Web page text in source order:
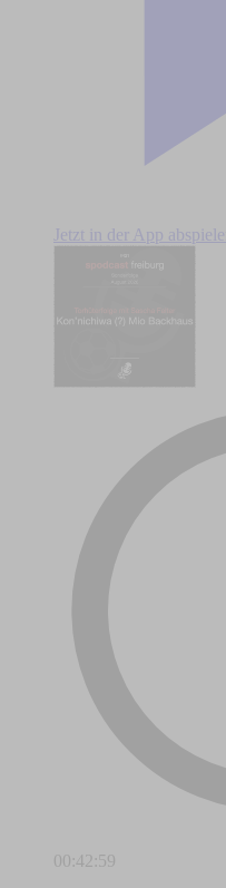
Jetzt in der App abspielen
00:42:59